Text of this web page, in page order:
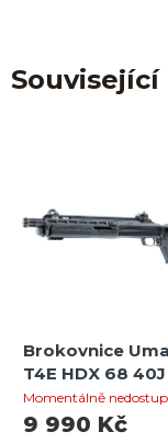
Brokovnice
T4E HDX 68
FP
Momentálně
9 990 Kč